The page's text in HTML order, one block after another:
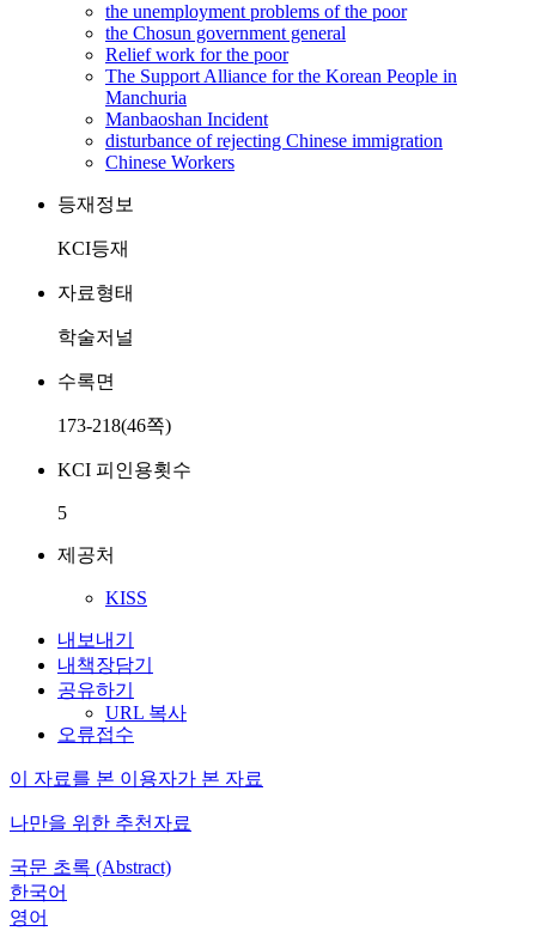
the unemployment problems of the poor
the Chosun government general
Relief work for the poor
The Support Alliance for the Korean People in
Manchuria
Manbaoshan Incident
disturbance of rejecting Chinese immigration
Chinese Workers
등재정보
KCI등재
자료형태
학술저널
수록면
173-218(46쪽)
KCI 피인용횟수
5
제공처
KISS
내보내기
내책장담기
공유하기
URL 복사
오류접수
이 자료를 본 이용자가 본 자료
나만을 위한 추천자료
국문 초록 (Abstract)
한국어
영어